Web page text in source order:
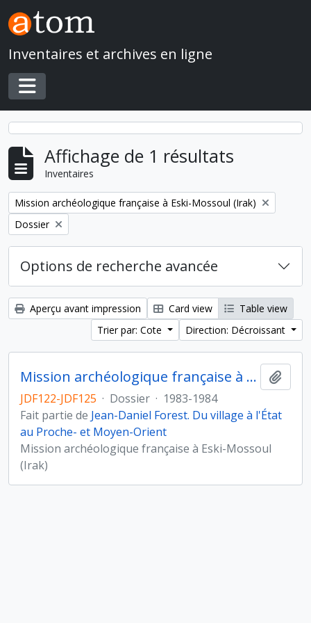
Skip to main content
Inventaires et archives en ligne
Toggle navigation
Affichage de 1 résultats
Inventaires
Remove filter:
Mission archéologique française à Eski-Mossoul (Irak)
Remove filter:
Dossier
Options de recherche avancée
Aperçu avant impression Card view
Table view
Trier par: Cote
Direction: Décroissant
Mission archéologique française à Eski-Mossoul (Irak)
JDF122-JDF125 · Dossier · 1983-1984
Fait partie de Jean-Daniel Forest. Du village à l'État
au Proche- et Moyen-Orient
Mission archéologique française à Eski-Mossoul
(Irak)